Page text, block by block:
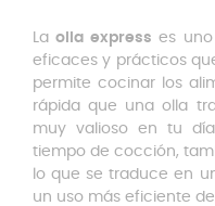
Laolla express es
eficaces y prácticos
permite cocinar los
rápida que una olla
muy valioso en tu
tiempo de cocción,
lo que se traduce en
un uso más eficiente